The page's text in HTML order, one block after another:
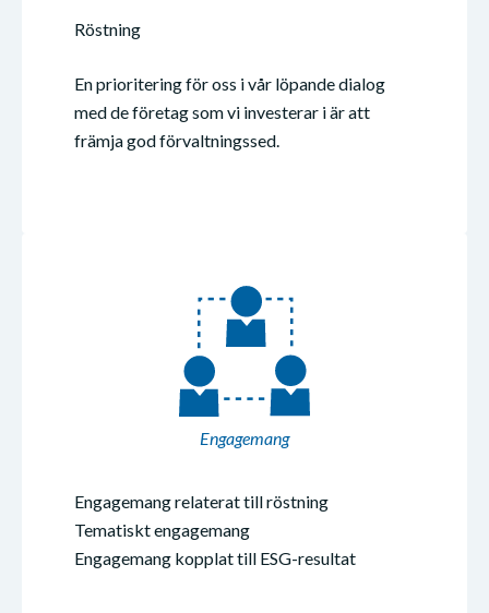
Röstning
En prioritering för oss i vår löpande dialog
med de företag som vi investerar i är att
främja god förvaltningssed.
Engagemang
Engagemang relaterat till röstning
Tematiskt engagemang
Engagemang kopplat till ESG-resultat